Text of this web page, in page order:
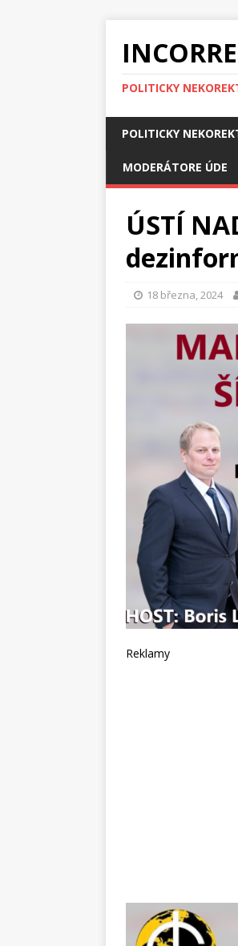
POLITICKY
POLITICKY
MODERÁTORE ÚDE
ÚSTÍ
18 března, 2024
Reklamy